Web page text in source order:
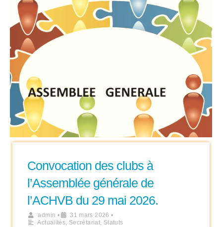
Convocation des clubs à
l’Assemblée générale de
l’ACHVB du 29 mai 2026.
admin • 31 mars 2026 •
Actualités, Secrétariat, Statuts